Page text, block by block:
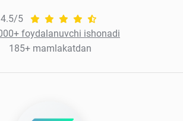
4.5/5
foydalanuvchi ishonadi
185+ mamlakatdan